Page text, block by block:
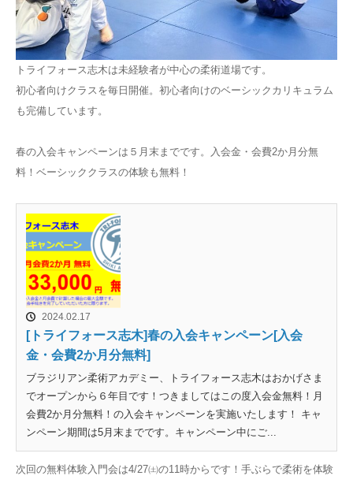
トライフォース志木は未経験者が中心の柔術道場です。
初心者向けクラスを毎日開催。初心者向けのベーシックカリキュラム
も完備しています。
春の入会キャンペーンは５月末までです。入会金・会費2か月分無
料！ベーシッククラスの体験も無料！
2024.02.17
[トライフォース志木]春の入会キャンペーン[入会
金・会費2か月分無料]
ブラジリアン柔術アカデミー、トライフォース志木はおかげさま
でオープンから６年目です！つきましてはこの度入会金無料！月
会費2か月分無料！の入会キャンペーンを実施いたします！ キャ
ンペーン期間は5月末までです。キャンペーン中にご...
次回の無料体験入門会は4/27㈯の11時からです！手ぶらで柔術を体験